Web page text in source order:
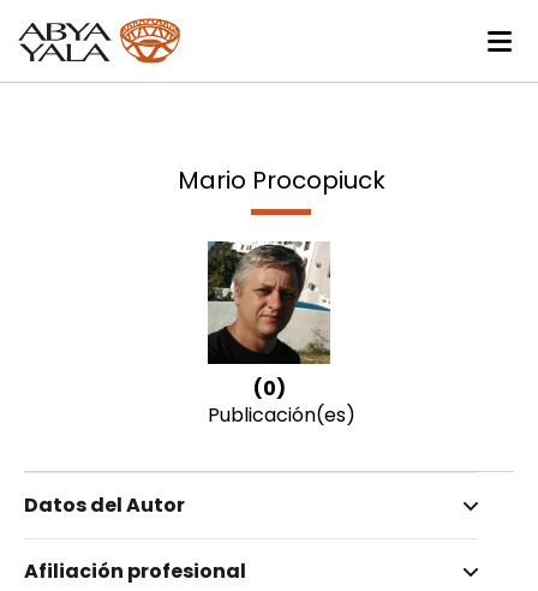
Mario Procopiuck
(0)
Publicación(es)
Datos del Autor
Procopiuck, Mario
Afiliación profesional